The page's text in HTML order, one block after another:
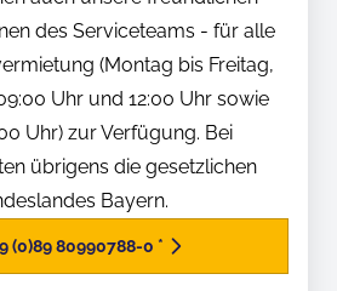
des Serviceteams - für alle
(Montag bis Freitag,
Uhr und 12:00 Uhr sowie
Uhr) zur Verfügung. Bei
übrigens die gesetzlichen
Bayern.
(0)89 80990788-0 *